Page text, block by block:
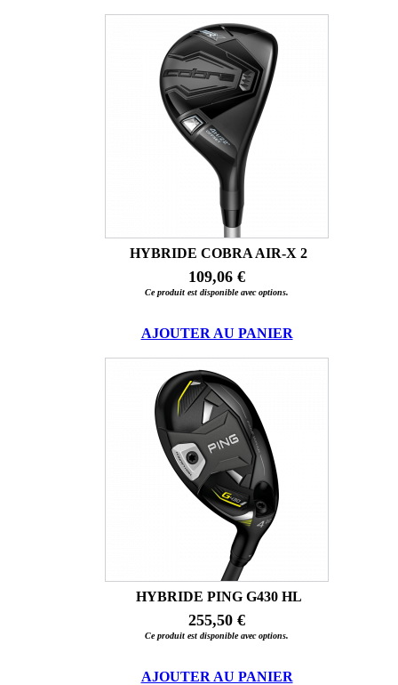
HYBRIDE COBRA AIR-X 2
109,06 €
Ce produit est disponible avec options.
AJOUTER AU PANIER
HYBRIDE PING G430 HL
255,50 €
Ce produit est disponible avec options.
AJOUTER AU PANIER